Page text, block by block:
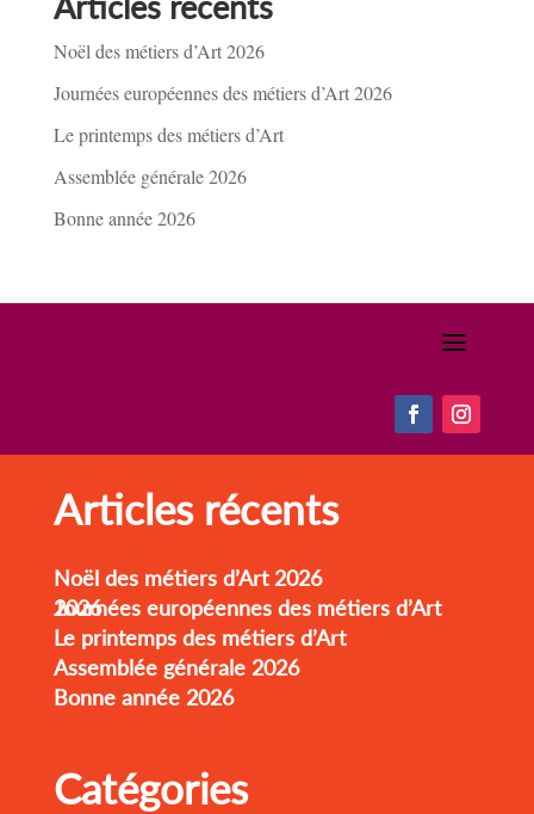
Noël des métiers d’Art 2026
Journées européennes des métiers d’Art 2026
Le printemps des métiers d’Art
Assemblée générale 2026
Bonne année 2026
Articles récents
Noël des métiers d’Art 2026
Journées européennes des métiers d’Art 2026
Le printemps des métiers d’Art
Assemblée générale 2026
Bonne année 2026
Catégories